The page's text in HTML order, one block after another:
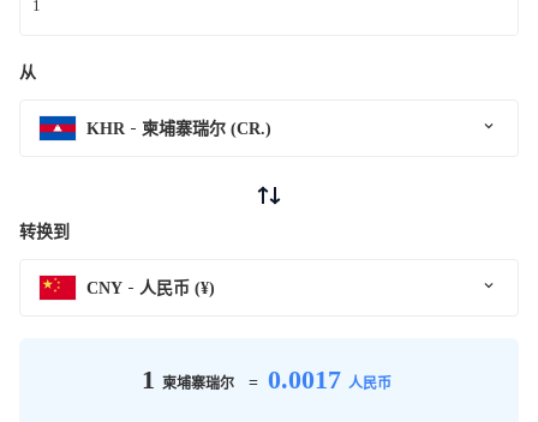
从
KHR 柬埔寨瑞尔 (CR.)
转换到
CNY 人民币 (¥)
1 柬埔寨瑞尔 = 0.0017 人民币